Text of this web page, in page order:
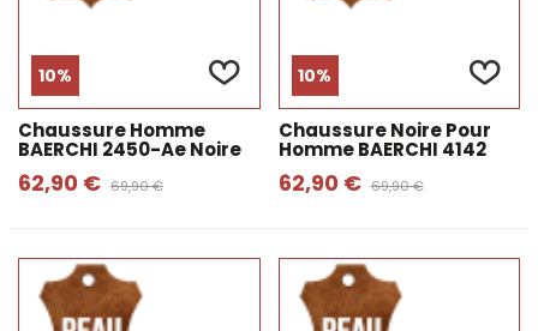
10%
Chaussure Homme
BAERCHI 2450-Ae Noire
62,90 € 69,90 €
10%
Chaussure Noire Pour
Homme BAERCHI 4142
62,90 € 69,90 €